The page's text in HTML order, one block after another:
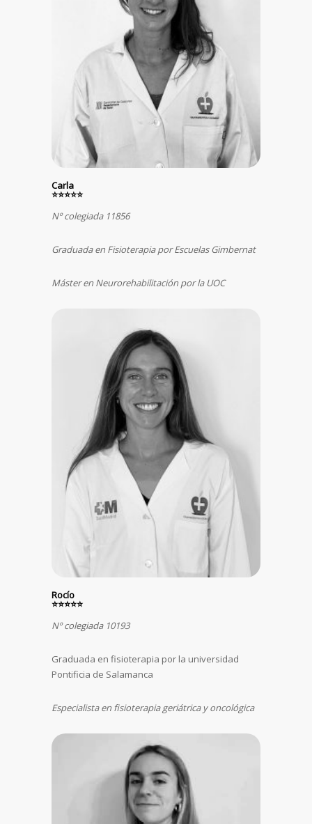
Carla
⭐⭐⭐⭐⭐
Nº colegiada 11856
Graduada en Fisioterapia por Escuelas Gimbernat
Máster en Neurorehabilitación por la UOC
Rocío
⭐⭐⭐⭐⭐
Nº colegiada 10193
Graduada en fisioterapia por la universidad
Pontificia de Salamanca
Especialista en fisioterapia geriátrica y oncológica